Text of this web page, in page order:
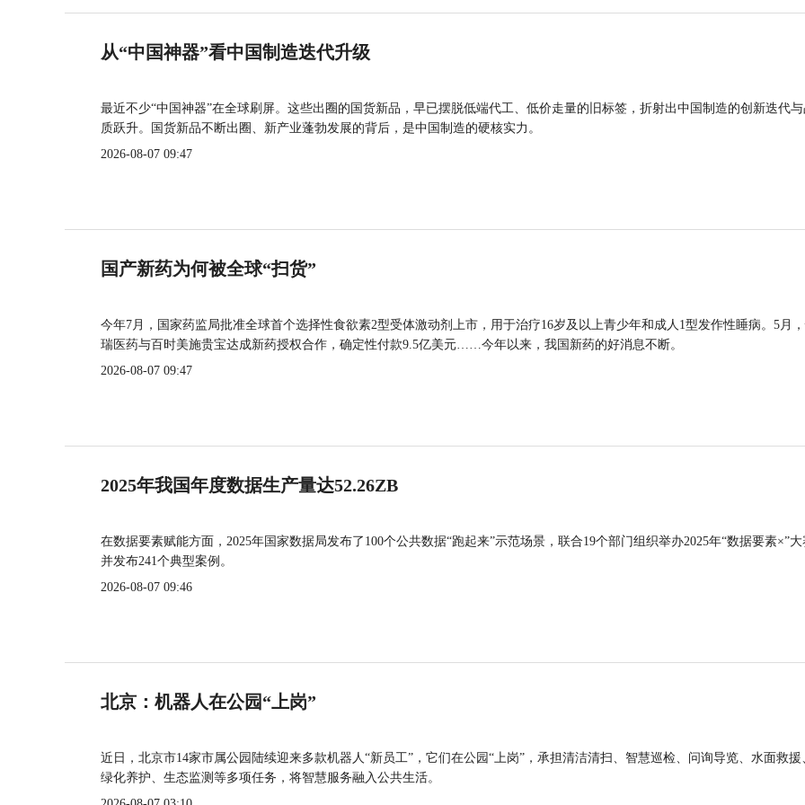
从“中国神器”看中国制造迭代升级
最近不少“中国神器”在全球刷屏。这些出圈的国货新品，早已摆脱低端代工、低价走量的旧标签，折射出中国制造的创新迭代
质跃升。国货新品不断出圈、新产业蓬勃发展的背后，是中国制造的硬核实力。
2026-08-07 09:47
国产新药为何被全球“扫货”
今年7月，国家药监局批准全球首个选择性食欲素2型受体激动剂上市，用于治疗16岁及以上青少年和成人1型发作性睡病。5月
瑞医药与百时美施贵宝达成新药授权合作，确定性付款9.5亿美元……今年以来，我国新药的好消息不断。
2026-08-07 09:47
2025年我国年度数据生产量达52.26ZB
在数据要素赋能方面，2025年国家数据局发布了100个公共数据“跑起来”示范场景，联合19个部门组织举办2025年“数据要素×”大
并发布241个典型案例。
2026-08-07 09:46
北京：机器人在公园“上岗”
近日，北京市14家市属公园陆续迎来多款机器人“新员工”，它们在公园“上岗”，承担清洁清扫、智慧巡检、问询导览、水面救援
绿化养护、生态监测等多项任务，将智慧服务融入公共生活。